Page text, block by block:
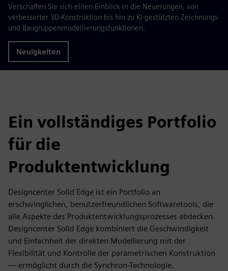
Verschaffen Sie sich einen Einblick in die Neuerungen, von
verbesserter 3D-Konstruktion bis hin zu KI-gestützten Zeichnungs-
und Baugruppenmodellierungsfunktionen.
Neuigkeiten
Ein vollständiges Portfolio
für die
Produktentwicklung
Designcenter Solid Edge ist ein Portfolio an
erschwinglichen, benutzerfreundlichen Softwaretools, die
alle Aspekte des Produktentwicklungsprozesses abdecken.
Designcenter Solid Edge kombiniert die Geschwindigkeit
und Einfachheit der direkten Modellierung mit der
Flexibilität und Kontrolle der parametrischen Konstruktion
— ermöglicht durch die Synchron-Technologie.